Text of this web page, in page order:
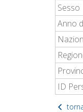
Sesso
Anno
ID